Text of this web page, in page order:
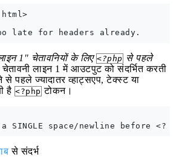
html>
1" चेतावनियों के लिए <?php से पहले
चेतावनी लाइन 1 में आउटपुट को संदर्भित करती
पहले ज्यादातर व्हाट्सएप, टेक्स्ट या
है <?php टोकन।
से संदर्भ